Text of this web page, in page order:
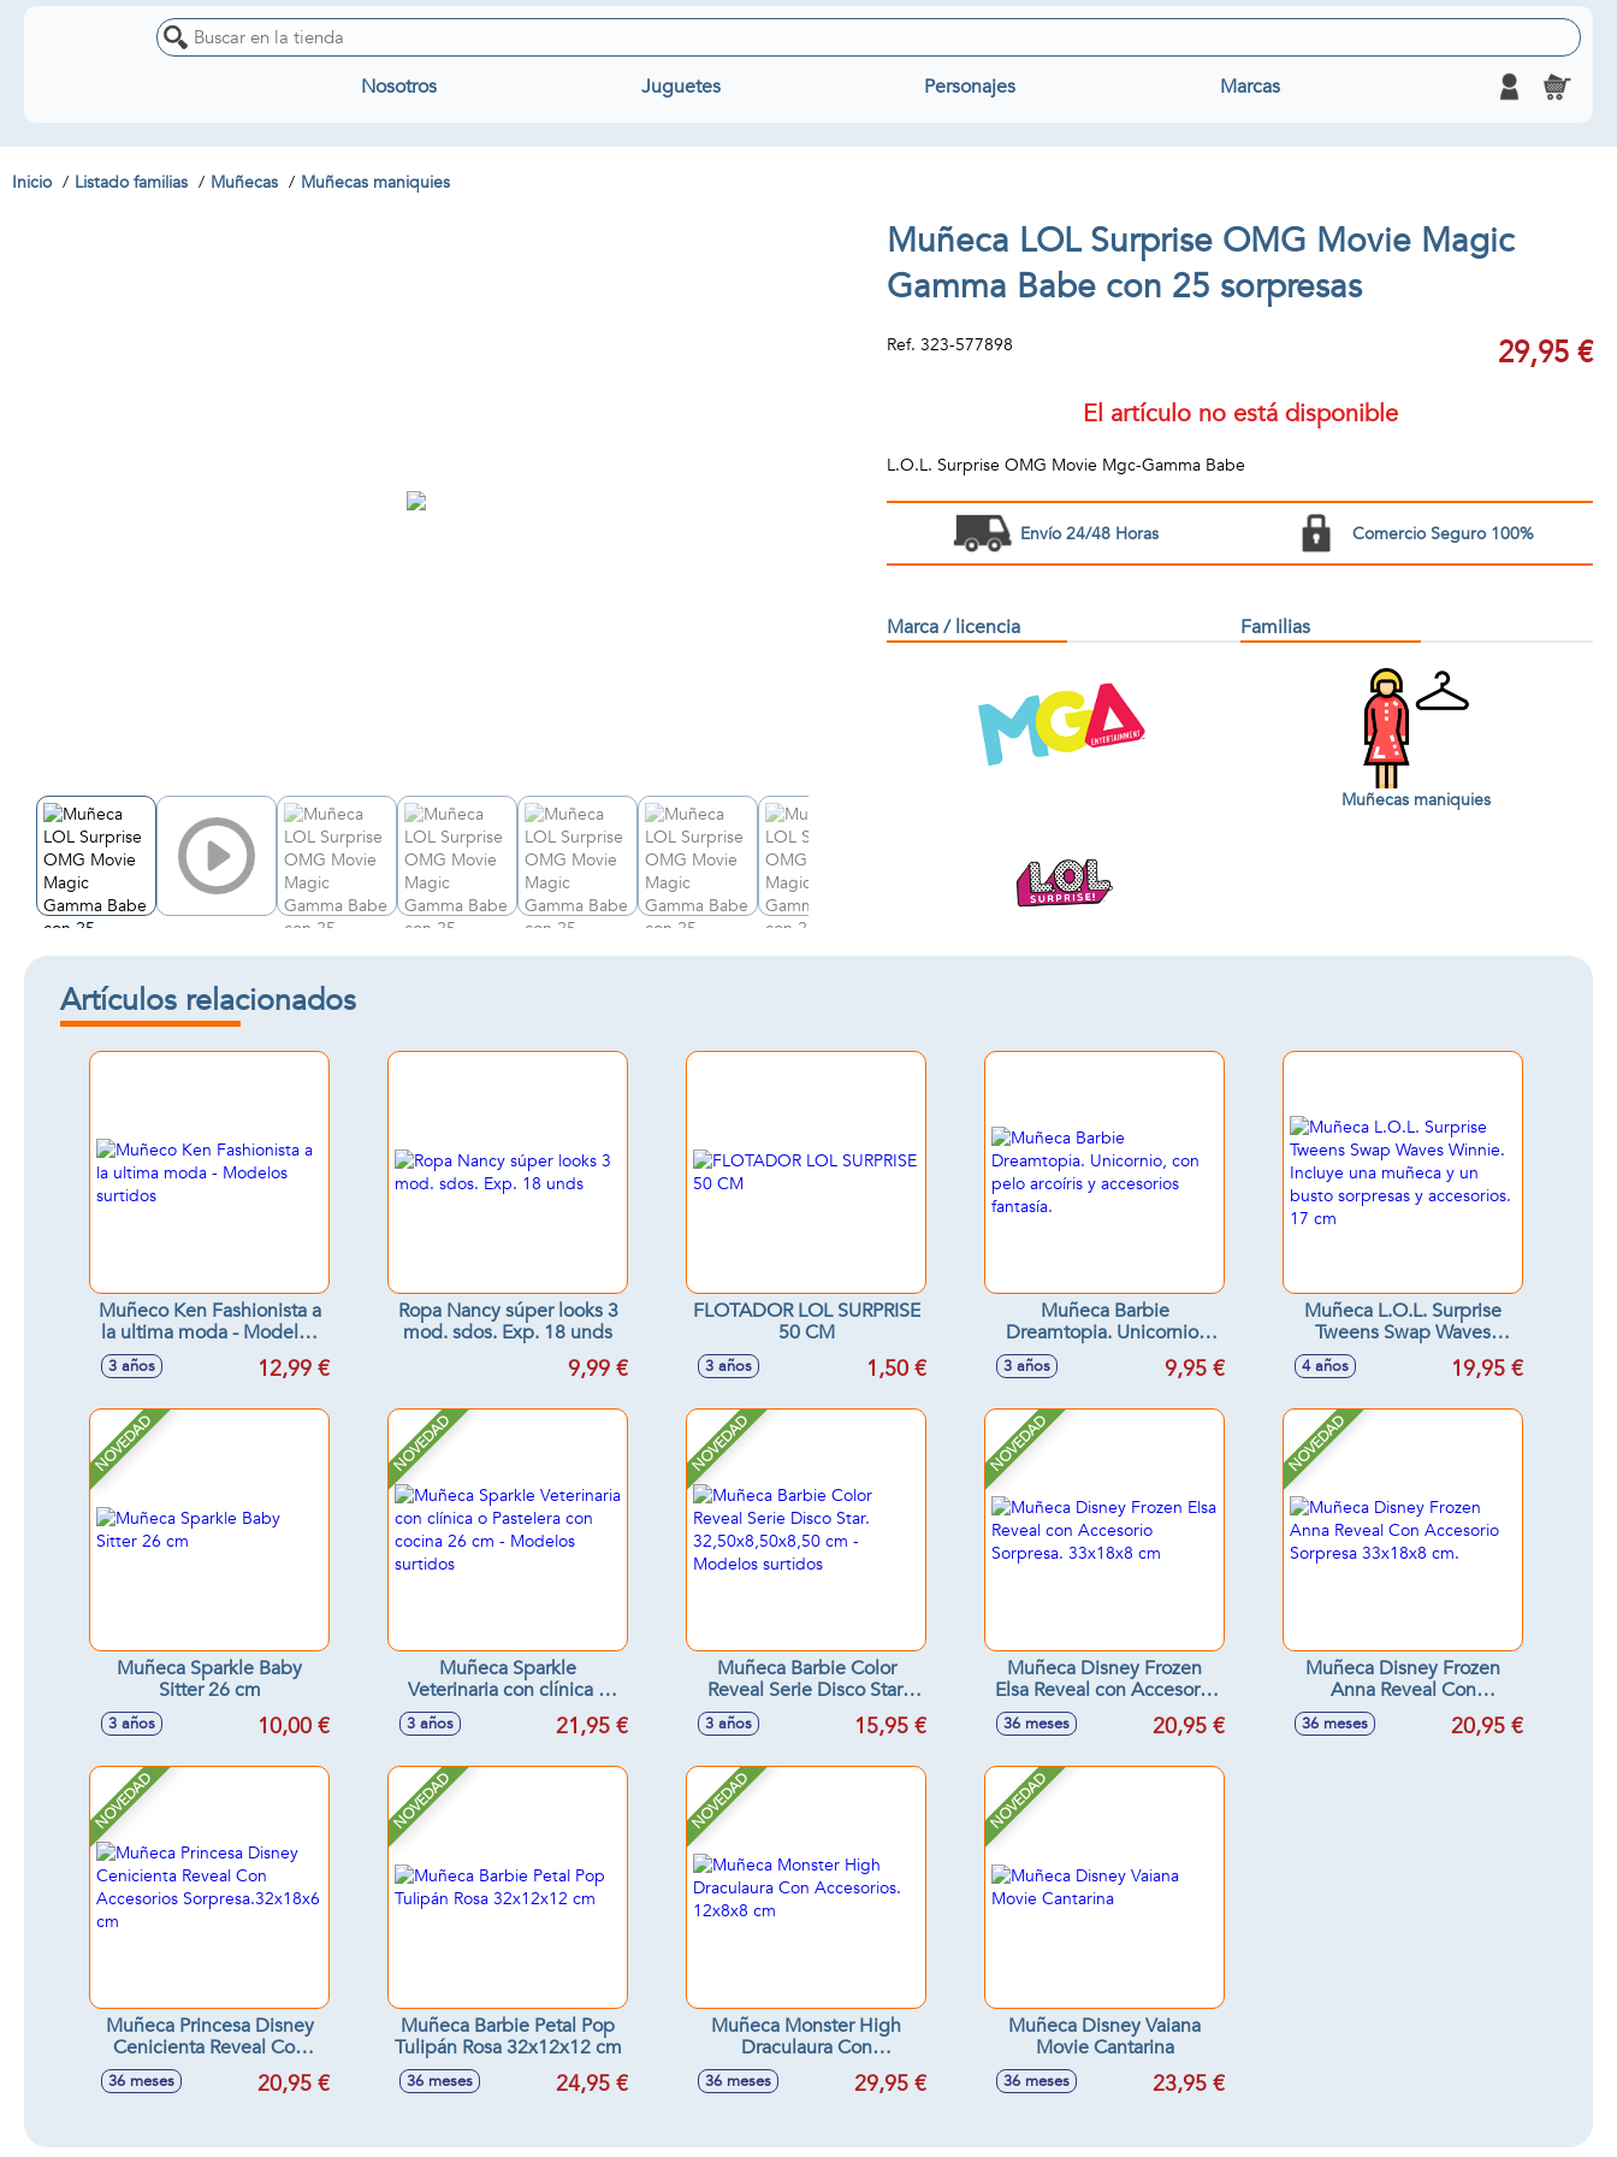
Nosotros Juguetes Personajes Marcas
Inicio Listado familias Muñecas Muñecas maniquies
Muñeca LOL Surprise OMG Movie Magic
Gamma Babe con 25 sorpresas
Ref. 323-577898 29,95 €
El artículo no está disponible
L.O.L. Surprise OMG Movie Mgc-Gamma Babe
Envío 24/48 Horas Comercio Seguro 100%
Marca / licencia Familias
Muñecas maniquies
Artículos relacionados
Muñeco Ken Fashionista a
la ultima moda - Modelos
3 años 12,99 €
Ropa Nancy súper looks 3
mod. sdos. Exp. 18 unds
9,99 €
FLOTADOR LOL SURPRISE
50 CM
3 años 1,50 €
Muñeca Barbie
Dreamtopia. Unicornio,
con pelo arcoíris y
accesorios fantasía.
3 años 9,95 €
Muñeca L.O.L. Surprise
Tweens Swap Waves
Winnie. Incluye una
muñeca y un busto
4 años 19,95 €
NOVEDAD
Muñeca Sparkle Baby
Sitter 26 cm
3 años 10,00 €
NOVEDAD
Muñeca Sparkle
Veterinaria con clínica o
Pastelera con cocina 26
cm - Modelos surtidos
3 años 21,95 €
NOVEDAD
Muñeca Barbie Color
Reveal Serie Disco Star.
32,50x8,50x8,50 cm -
Modelos surtidos
3 años 15,95 €
NOVEDAD
Muñeca Disney Frozen
Elsa Reveal con Accesorio
Sorpresa. 33x18x8 cm
36 meses 20,95 €
NOVEDAD
Muñeca Disney Frozen
Anna Reveal Con
Accesorio Sorpresa
33x18x8 cm.
36 meses 20,95 €
NOVEDAD
Muñeca Princesa Disney
Cenicienta Reveal Con
Accesorios
Sorpresa.32x18x6 cm
36 meses 20,95 €
NOVEDAD
Muñeca Barbie Petal Pop
Tulipán Rosa 32x12x12 cm
36 meses 24,95 €
NOVEDAD
Muñeca Monster High
Draculaura Con
Accesorios. 12x8x8 cm
36 meses 29,95 €
NOVEDAD
Muñeca Disney Vaiana
Movie Cantarina
36 meses 23,95 €